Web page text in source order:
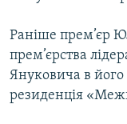
Ранiше прем’єр
прем’єрства
Януковича в
резиденцiя